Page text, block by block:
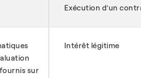
Exécution d’un
sur
Intérêt légitime